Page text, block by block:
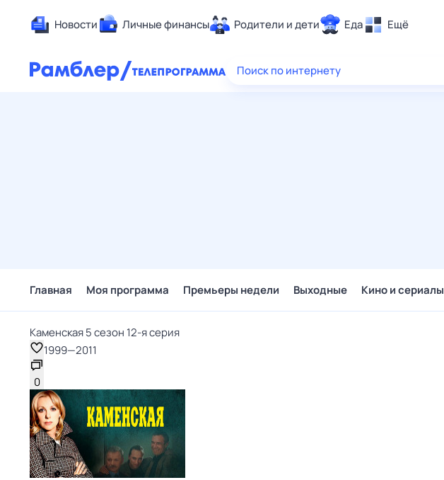
Новости Личные финансы Родители и дети Еда Ещё
Здоровье
Поиск по интернету
Главная Моя программа Премьеры недели Выходные Кино и сериалы
Каменская 5 сезон 12-я серия
1999—2011
0